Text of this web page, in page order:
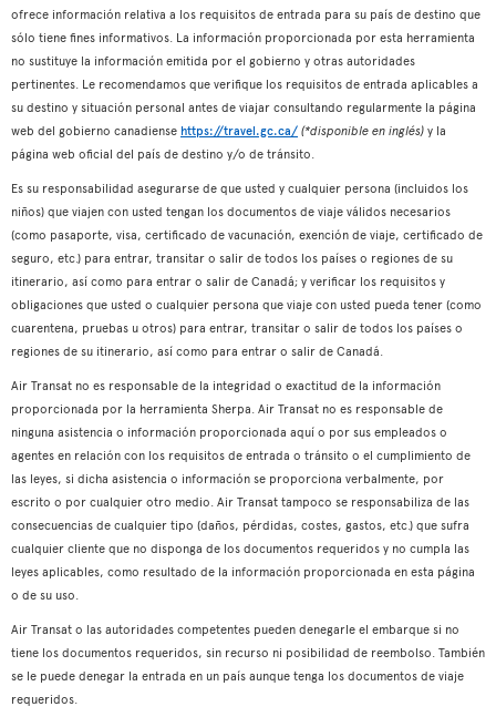
ofrece información relativa a los requisitos de entrada para su país de destino que
sólo tiene fines informativos. La información proporcionada por esta herramienta
no sustituye la información emitida por el gobierno y otras autoridades
pertinentes. Le recomendamos que verifique los requisitos de entrada aplicables a
su destino y situación personal antes de viajar consultando regularmente la página
web del gobierno canadiense https://travel.gc.ca/ (*disponible en inglés) y la
página web oficial del país de destino y/o de tránsito.
Es su responsabilidad asegurarse de que usted y cualquier persona (incluidos los
niños) que viajen con usted tengan los documentos de viaje válidos necesarios
(como pasaporte, visa, certificado de vacunación, exención de viaje, certificado de
seguro, etc.) para entrar, transitar o salir de todos los países o regiones de su
itinerario, así como para entrar o salir de Canadá; y verificar los requisitos y
obligaciones que usted o cualquier persona que viaje con usted pueda tener (como
cuarentena, pruebas u otros) para entrar, transitar o salir de todos los países o
regiones de su itinerario, así como para entrar o salir de Canadá.
Air Transat no es responsable de la integridad o exactitud de la información
proporcionada por la herramienta Sherpa. Air Transat no es responsable de
ninguna asistencia o información proporcionada aquí o por sus empleados o
agentes en relación con los requisitos de entrada o tránsito o el cumplimiento de
las leyes, si dicha asistencia o información se proporciona verbalmente, por
escrito o por cualquier otro medio. Air Transat tampoco se responsabiliza de las
consecuencias de cualquier tipo (daños, pérdidas, costes, gastos, etc.) que sufra
cualquier cliente que no disponga de los documentos requeridos y no cumpla las
leyes aplicables, como resultado de la información proporcionada en esta página
o de su uso.
Air Transat o las autoridades competentes pueden denegarle el embarque si no
tiene los documentos requeridos, sin recurso ni posibilidad de reembolso. También
se le puede denegar la entrada en un país aunque tenga los documentos de viaje
requeridos.